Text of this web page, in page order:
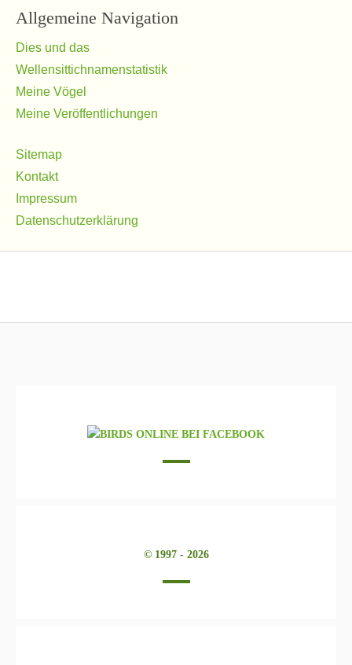
Allgemeine Navigation
Dies und das
Wellensittichnamenstatistik
Meine Vögel
Meine Veröffentlichungen
Sitemap
Kontakt
Impressum
Datenschutzerklärung
© 1997 - 2026